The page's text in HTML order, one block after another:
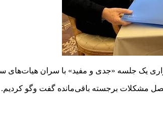
یک جلسه «جدی و مفید» با سران هیات‌های
مشکلات برجسته‌ باقی‌مانده گفت‌ وگو